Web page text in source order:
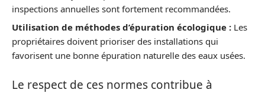
inspections annuelles sont fortement recommandées.
Utilisation de méthodes d’épuration écologique : Les
propriétaires doivent prioriser des installations qui
favorisent une bonne épuration naturelle des eaux usées.
Le respect de ces normes contribue à